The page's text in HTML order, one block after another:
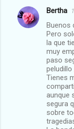
C
Bertha
Buenos
Pero
la que
muy
paso
Tienes
aunque
segura
sobre